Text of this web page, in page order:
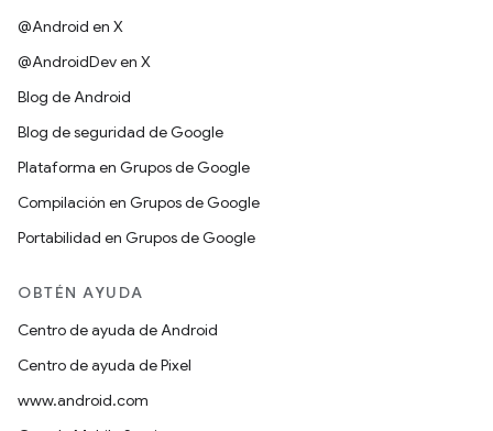
@Android en X
@AndroidDev en X
Blog de Android
Blog de seguridad de Google
Plataforma en Grupos de Google
Compilación en Grupos de Google
Portabilidad en Grupos de Google
OBTÉN AYUDA
Centro de ayuda de Android
Centro de ayuda de Pixel
www.android.com